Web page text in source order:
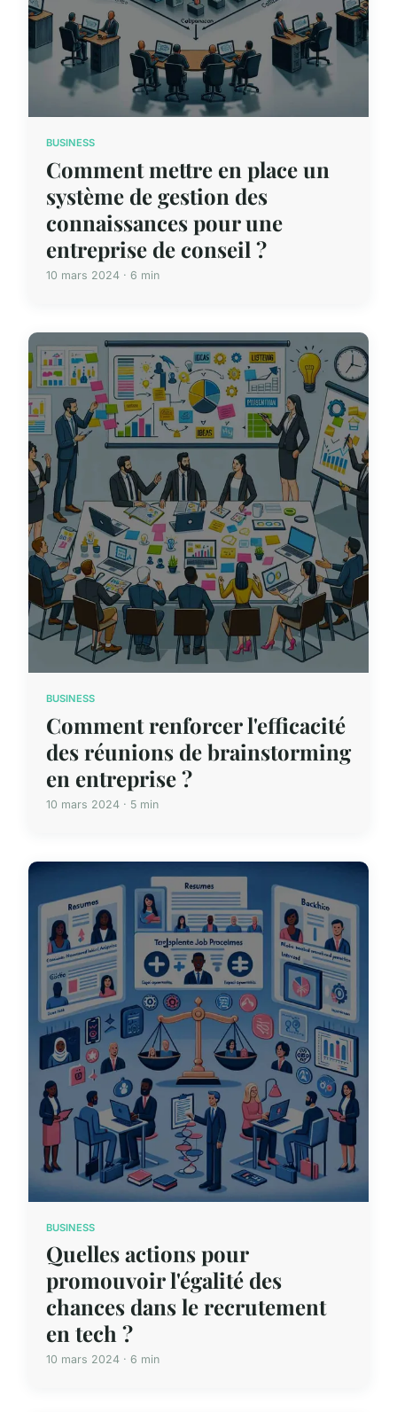
BUSINESS
Comment mettre en place un
système de gestion des
connaissances pour une
entreprise de conseil ?
10 mars 2024 · 6 min
BUSINESS
Comment renforcer l'efficacité
des réunions de brainstorming
en entreprise ?
10 mars 2024 · 5 min
BUSINESS
Quelles actions pour
promouvoir l'égalité des
chances dans le recrutement
en tech ?
10 mars 2024 · 6 min